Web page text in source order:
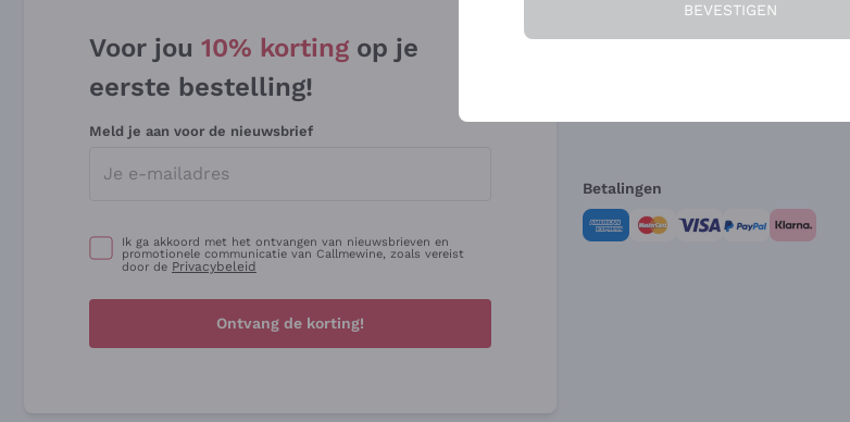
Voor jou 10% korting op je
eerste bestelling!
Meld je aan voor de nieuwsbrief
Ik ga akkoord met het ontvangen van nieuwsbrieven en
promotionele communicatie van Callmewine, zoals vereist
door de Privacybeleid
Ontvang de korting!
Over ons
Betalingen
BEVESTIGEN